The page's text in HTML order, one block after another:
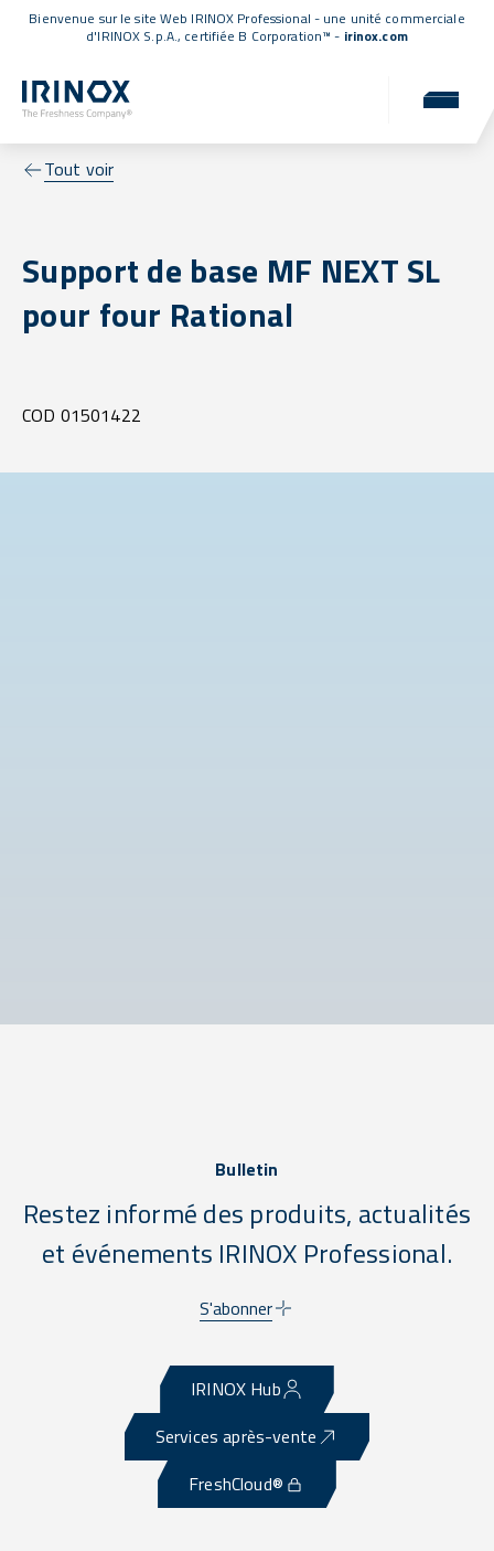
Bienvenue sur le site Web IRINOX Professional - une unité commerciale
d'IRINOX S.p.A., certifiée B Corporation™ - irinox.com
Tout voir
Support de base MF NEXT SL
pour four Rational
COD 01501422
Bulletin
Restez informé des produits, actualités
et événements IRINOX Professional.
S'abonner
IRINOX Hub
Services après-vente
FreshCloud®